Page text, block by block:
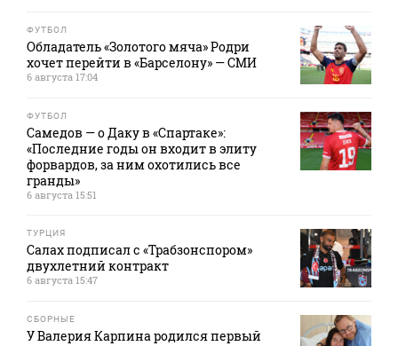
ФУТБОЛ
Обладатель «Золотого мяча» Родри
хочет перейти в «Барселону» — СМИ
6 августа 17:04
ФУТБОЛ
Самедов — о Даку в «Спартаке»:
«Последние годы он входит в элиту
форвардов, за ним охотились все
гранды»
6 августа 15:51
ТУРЦИЯ
Салах подписал с «Трабзонспором»
двухлетний контракт
6 августа 15:47
СБОРНЫЕ
У Валерия Карпина родился первый